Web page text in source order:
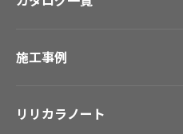
ブランド・コレクション
壁紙
サステナブル商品
施工事例
医療・福祉施設
リリカラノート